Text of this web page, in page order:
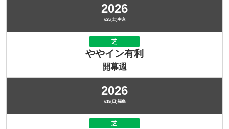
2026
7/25(土)中京
芝
ややイン有利
開幕週
2026
7/19(日)福島
芝